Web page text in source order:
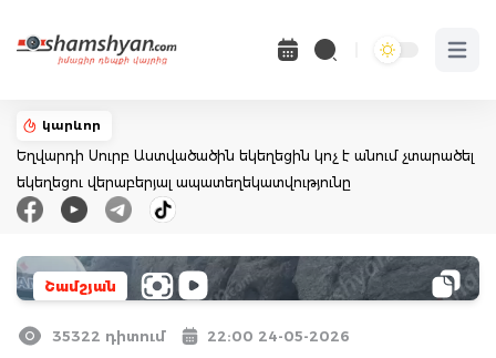
Open
կարևոր
Եղվարդի Սուրբ Աստվածածին եկեղեցին կոչ է անում չտարածել
եկեղեցու վերաբերյալ ապատեղեկատվությունը
Շամշյան
35322 դիտում 22:00 24-05-2026